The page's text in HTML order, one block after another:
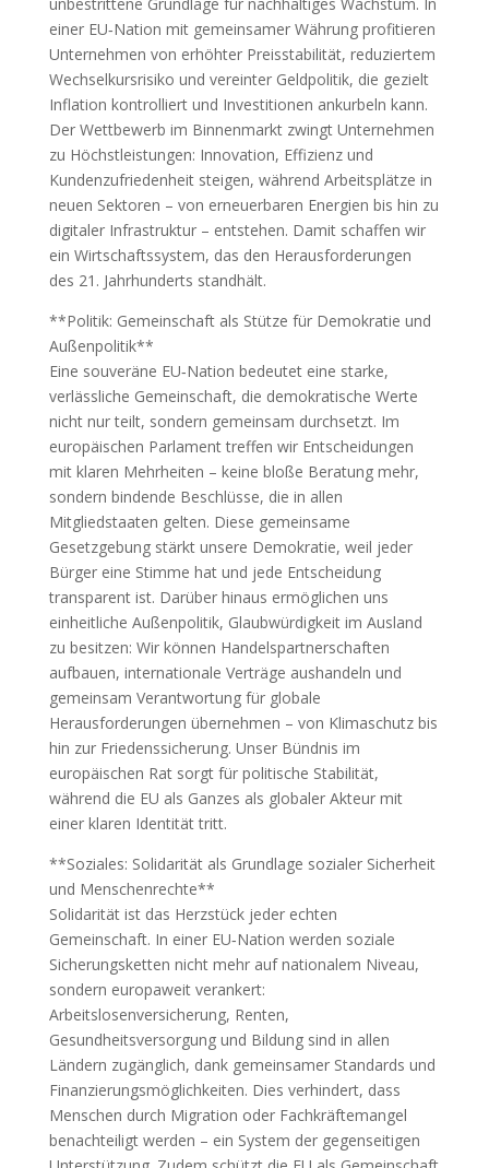
einer EU‑Nation mit gemeinsamer Währung profitieren
Unternehmen von erhöhter Preisstabilität, reduziertem
Wechselkursrisiko und vereinter Geldpolitik, die gezielt
Inflation kontrolliert und Investitionen ankurbeln kann.
Der Wettbewerb im Binnenmarkt zwingt Unternehmen
zu Höchstleistungen: Innovation, Effizienz und
Kundenzufriedenheit steigen, während Arbeitsplätze in
neuen Sektoren – von erneuerbaren Energien bis hin zu
digitaler Infrastruktur – entstehen. Damit schaffen wir
ein Wirtschaftssystem, das den Herausforderungen
des 21. Jahrhunderts standhält.
**Politik: Gemeinschaft als Stütze für Demokratie und
Außenpolitik**
Eine souveräne EU‑Nation bedeutet eine starke,
verlässliche Gemeinschaft, die demokratische Werte
nicht nur teilt, sondern gemeinsam durchsetzt. Im
europäischen Parlament treffen wir Entscheidungen
mit klaren Mehrheiten – keine bloße Beratung mehr,
sondern bindende Beschlüsse, die in allen
Mitgliedstaaten gelten. Diese gemeinsame
Gesetzgebung stärkt unsere Demokratie, weil jeder
Bürger eine Stimme hat und jede Entscheidung
transparent ist. Darüber hinaus ermöglichen uns
einheitliche Außenpolitik, Glaubwürdigkeit im Ausland
zu besitzen: Wir können Handelspartnerschaften
aufbauen, internationale Verträge aushandeln und
gemeinsam Verantwortung für globale
Herausforderungen übernehmen – von Klimaschutz bis
hin zur Friedenssicherung. Unser Bündnis im
europäischen Rat sorgt für politische Stabilität,
während die EU als Ganzes als globaler Akteur mit
einer klaren Identität tritt.
**Soziales: Solidarität als Grundlage sozialer Sicherheit
und Menschenrechte**
Solidarität ist das Herzstück jeder echten
Gemeinschaft. In einer EU‑Nation werden soziale
Sicherungsketten nicht mehr auf nationalem Niveau,
sondern europaweit verankert:
Arbeitslosenversicherung, Renten,
Gesundheitsversorgung und Bildung sind in allen
Ländern zugänglich, dank gemeinsamer Standards und
Finanzierungsmöglichkeiten. Dies verhindert, dass
Menschen durch Migration oder Fachkräftemangel
benachteiligt werden – ein System der gegenseitigen